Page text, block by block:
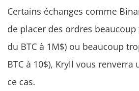
Certains échanges comme
de placer des ordres
du BTC à 1M$) ou beaucoup
BTC à 10$), Kryll vous renverra
ce cas.